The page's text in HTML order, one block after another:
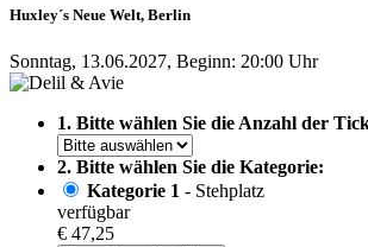
Huxley´s Neue Welt, Berlin
Sonntag, 13.06.2027, Beginn: 20:00 Uhr
1. Bitte wählen Sie die Anzahl der
2. Bitte wählen Sie die Kategorie:
Kategorie 1 - Stehplatz
verfügbar
€ 47,25